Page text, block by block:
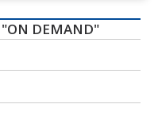
"ON DEMAND"